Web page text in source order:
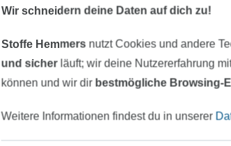
Wir schneidern deine Daten auf dich zu!
Stoffe Hemmers nutzt Cookies und andere
und sicherläuft; wir deine Nutzererfahrung
können und wir dir bestmögliche Browsing-
Weitere Informationen findest du in unserer